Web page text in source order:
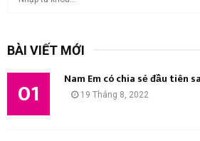
BÀI VIẾT MỚI
01 Nam Em có chia sẻ đầu tiên
19 Tháng 8, 2022